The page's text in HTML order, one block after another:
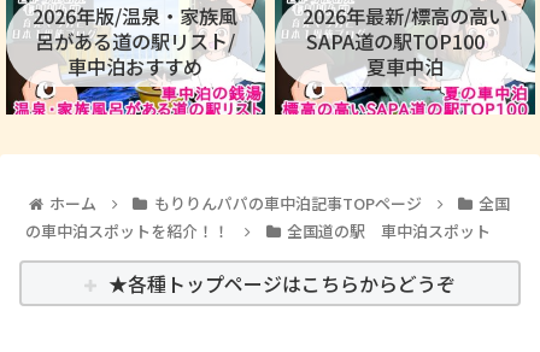
2026年版/温泉・家族風
呂がある道の駅リスト/
車中泊おすすめ
2026年最新/標高の高い
SAPA道の駅TOP100
夏車中泊
ホーム もりりんパパの車中泊記事TOPページ
全国
の車中泊スポットを紹介！！
全国道の駅 車中泊スポット
★各種トップページはこちらからどうぞ